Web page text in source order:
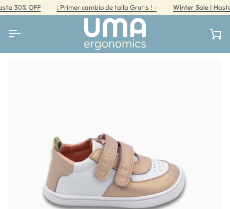
directamente
contenido
30% OFF ¡ Primer cambio de talla Gratis ! - Winter Sale| Hasta